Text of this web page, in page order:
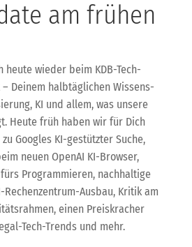
am frühen
heute wieder beim KDB-Tech-
Deinem halbtäglichen Wissens-
KI und allem, was unsere
Heute früh haben wir für Dich
Googles KI-gestützter Suche,
neuen OpenAI KI-Browser,
Programmieren, nachhaltige
Rechenzentrum-Ausbau, Kritik am
einen Preiskracher
Tech-Trends und mehr.